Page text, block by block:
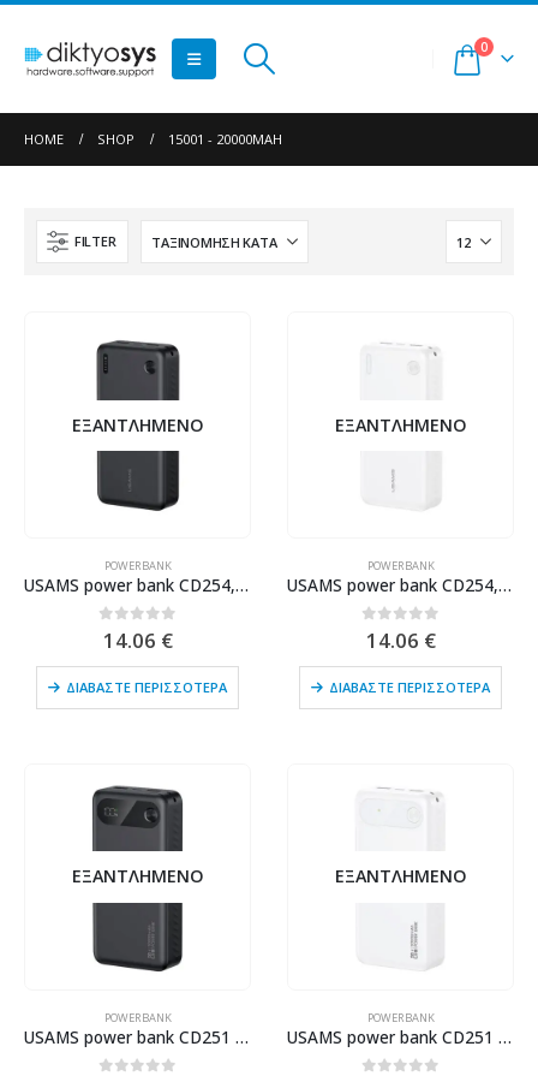
0
HOME SHOP 15001 - 20000MAH
FILTER
ΕΞΑΝΤΛΗΜΈΝΟ
POWERBANK
USAMS power bank CD254, 2x θύρες εξόδου, 20000mAh, 10W, μαύρο
0out of 5
14.06 €
ΔΙΑΒΆΣΤΕ ΠΕΡΙΣΣΌΤΕΡΑ
ΕΞΑΝΤΛΗΜΈΝΟ
POWERBANK
USAMS power bank CD254, 2x θύρες εξόδου, 20000mAh, 10W, λευκό
0out of 5
14.06 €
ΔΙΑΒΆΣΤΕ ΠΕΡΙΣΣΌΤΕΡΑ
ΕΞΑΝΤΛΗΜΈΝΟ
POWERBANK
USAMS power bank CD251 με οθόνη, 3x θύρες εξόδου, 20000mAh, PD20W, μαύρο
ΕΞΑΝΤΛΗΜΈΝΟ
POWERBANK
USAMS power bank CD251 με οθόνη, 3x θύρες εξόδου, 20000mAh, PD20W, λευκό